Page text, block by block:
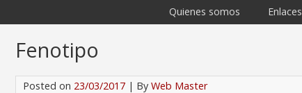
Quienes somos Enlaces
Fenotipo
Posted on 23/03/2017 | By Web Master